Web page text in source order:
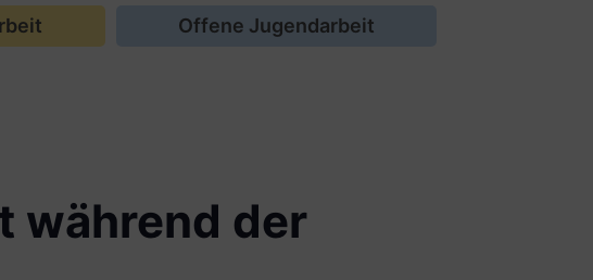
Offene Jugendarbeit
während der